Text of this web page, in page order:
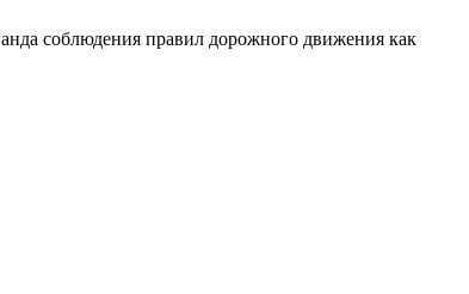
соблюдения правил дорожного движения как